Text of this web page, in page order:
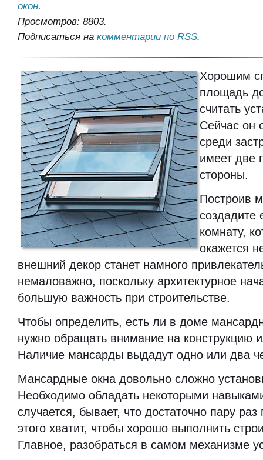
окон.
Просмотров: 8803.
Подписаться на комментарии по RSS.
Хорошим
площадь
считать
Сейчас он
среди
имеет две
стороны.
Построив
комнату,
окажется
внешний декор станет намного
немаловажно, поскольку архитектурное
большую важность при строительстве.
Чтобы определить, есть ли в доме
нужно обращать внимание на
Наличие мансарды выдадут одно или два
Мансардные окна довольно сложно
Необходимо обладать некоторыми
случается, бывает, что достаточно пару раз
этого хватит, чтобы хорошо выполнить
Главное, разобраться в самом механизме